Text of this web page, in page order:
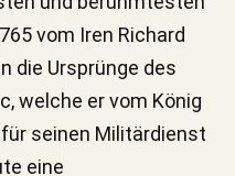
vom Iren Richard
die Ursprünge des
welche er vom König
seinen Militärdienst
eine